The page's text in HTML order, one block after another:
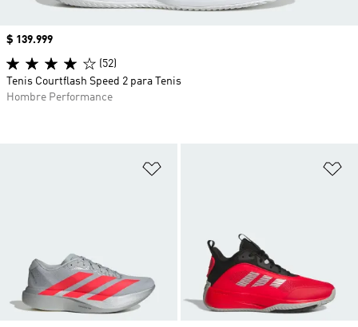
Precio
$ 139.999
(52)
Tenis Courtflash Speed 2 para Tenis
Hombre Performance